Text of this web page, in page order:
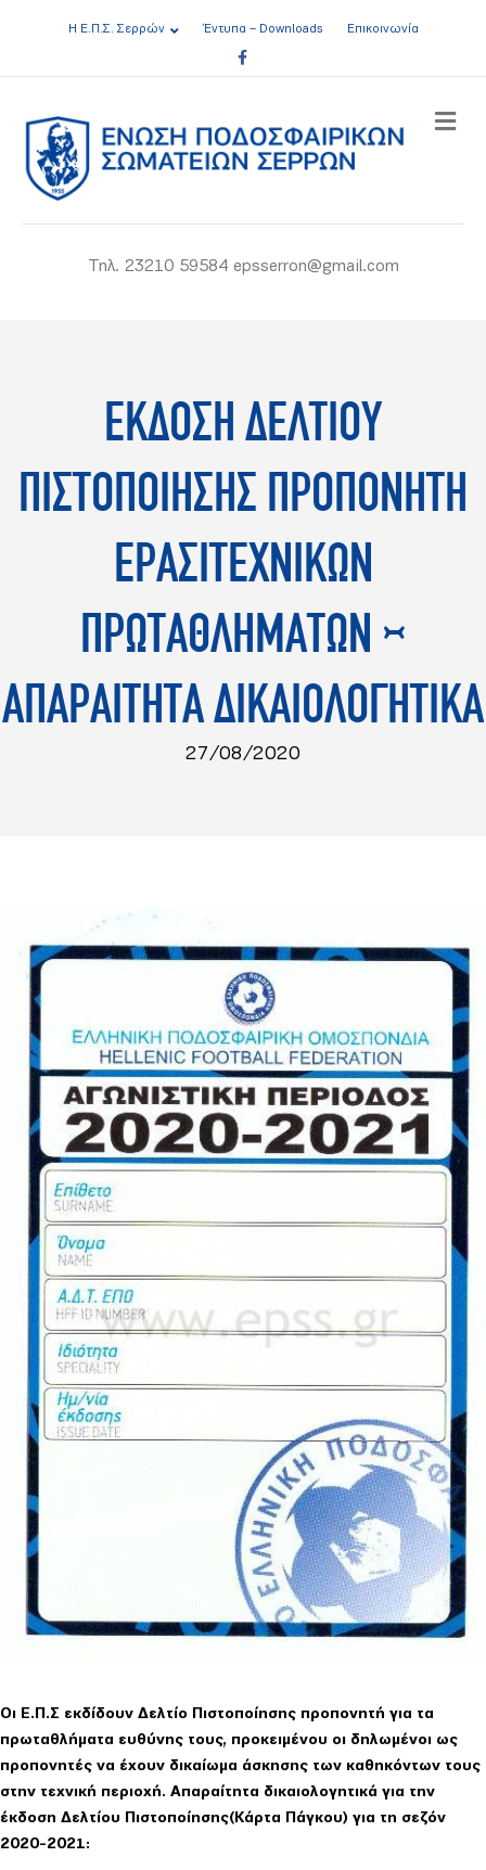
Η Ε.Π.Σ. Σερρών Έντυπα – Downloads
Επικοινωνία
Facebook
Τηλ. 23210 59584 epsserron@gmail.com
ΕΚΔΟΣΗ ΔΕΛΤΙΟΥ
ΠΙΣΤΟΠΟΙΗΣΗΣ ΠΡΟΠΟΝΗΤΗ
ΕΡΑΣΙΤΕΧΝΙΚΩΝ
ΠΡΩΤΑΘΛΗΜΑΤΩΝ –
ΑΠΑΡΑΙΤΗΤΑ ΔΙΚΑΙΟΛΟΓΗΤΙΚΑ
27/08/2020
Οι Ε.Π.Σ εκδίδουν Δελτίο Πιστοποίησης προπονητή για τα
πρωταθλήματα ευθύνης τους, προκειμένου οι δηλωμένοι ως
προπονητές να έχουν δικαίωμα άσκησης των καθηκόντων τους
στην τεχνική περιοχή. Απαραίτητα δικαιολογητικά για την
έκδοση Δελτίου Πιστοποίησης(Κάρτα Πάγκου) για τη σεζόν
2020-2021: